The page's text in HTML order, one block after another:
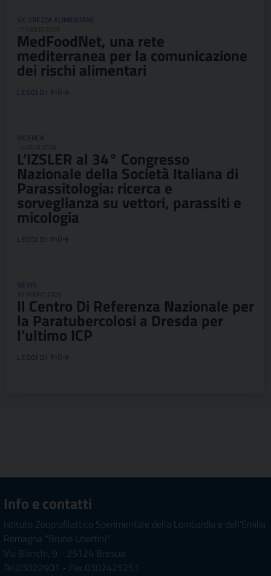
SICUREZZA ALIMENTARE
17 LUGLIO 2026
MedFoodNet, una rete
mediterranea per la comunicazione
dei rischi alimentari
LEGGI DI PIÙ
RICERCA
1 LUGLIO 2026
L’IZSLER al 34° Congresso
Nazionale della Società Italiana di
Parassitologia: ricerca e
sorveglianza su vettori, parassiti e
micologia
LEGGI DI PIÙ
NEWS
30 GIUGNO 2026
Il Centro Di Referenza Nazionale per
la Paratubercolosi a Dresda per
l’ultimo ICP
LEGGI DI PIÙ
Info e contatti
Istituto Zooprofilattico Sperimentale della Lombardia e dell'Emilia
Romagna "Bruno Ubertini"
Via Bianchi, 9 - 25124 Brescia
Tel.03022901 - Fax 0302425251